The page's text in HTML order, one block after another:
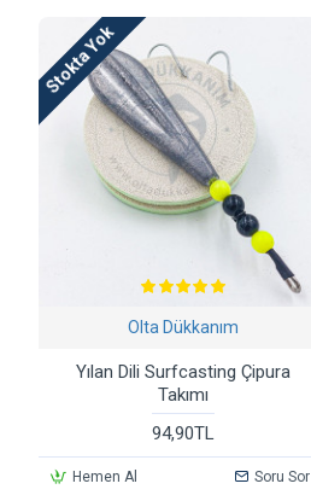
Stokta Yok
Olta Dükkanım
Yılan Dili Surfcasting Çipura
Takımı
94,90TL
Hemen Al Soru Sor